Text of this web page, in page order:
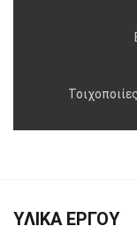
ΥΛΙΚΑ ΕΡΓΟΥ